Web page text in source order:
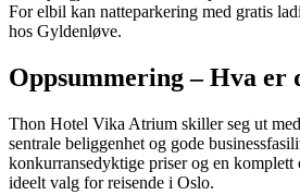
For elbil kan natteparkering med gratis
hos Gyldenløve.
Oppsummering – Hva er
Thon Hotel Vika Atrium skiller seg ut
sentrale beliggenhet og gode
konkurransedyktige priser og en komplett
ideelt valg for reisende i Oslo.